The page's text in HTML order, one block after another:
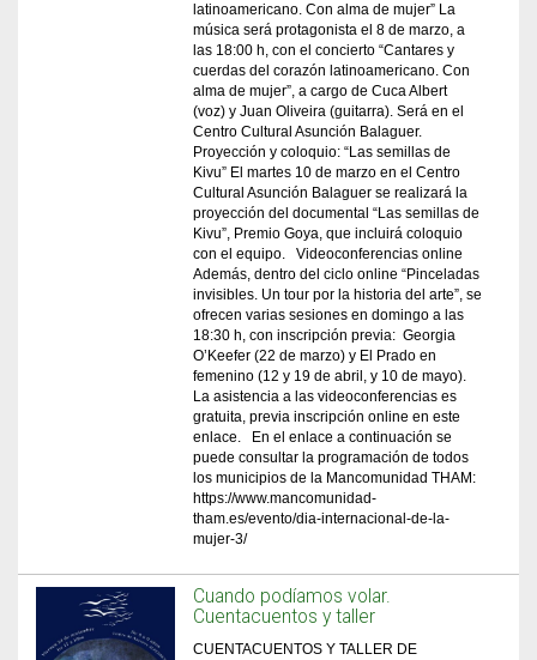
latinoamericano. Con alma de mujer” La
música será protagonista el 8 de marzo, a
las 18:00 h, con el concierto “Cantares y
cuerdas del corazón latinoamericano. Con
alma de mujer”, a cargo de Cuca Albert
(voz) y Juan Oliveira (guitarra). Será en el
Centro Cultural Asunción Balaguer.
Proyección y coloquio: “Las semillas de
Kivu” El martes 10 de marzo en el Centro
Cultural Asunción Balaguer se realizará la
proyección del documental “Las semillas de
Kivu”, Premio Goya, que incluirá coloquio
con el equipo. Videoconferencias online
Además, dentro del ciclo online “Pinceladas
invisibles. Un tour por la historia del arte”, se
ofrecen varias sesiones en domingo a las
18:30 h, con inscripción previa: Georgia
O’Keefer (22 de marzo) y El Prado en
femenino (12 y 19 de abril, y 10 de mayo).
La asistencia a las videoconferencias es
gratuita, previa inscripción online en este
enlace. En el enlace a continuación se
puede consultar la programación de todos
los municipios de la Mancomunidad THAM:
https://www.mancomunidad-
tham.es/evento/dia-internacional-de-la-
mujer-3/
Cuando podíamos volar.
Cuentacuentos y taller
CUENTACUENTOS Y TALLER DE